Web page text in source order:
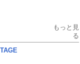
もっと見
る